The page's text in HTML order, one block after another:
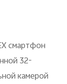
смартфон
32-
камерой